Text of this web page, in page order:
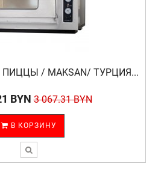
ПИЦЦЫ / MAKSAN/ ТУРЦИЯ...
BYN 3 067.31 BYN
В КОРЗИНУ